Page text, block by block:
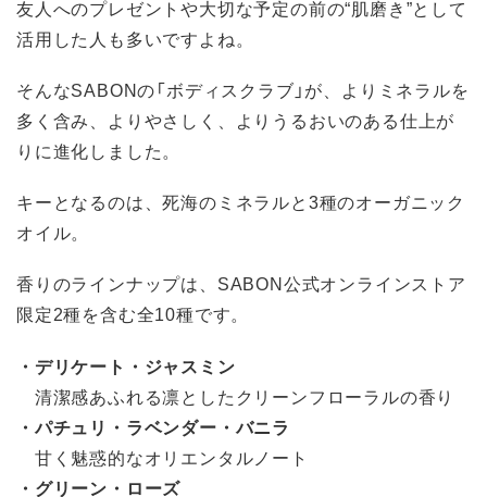
友人へのプレゼントや大切な予定の前の“肌磨き”として
活用した人も多いですよね。
そんなSABONの「ボディスクラブ」が、よりミネラルを
多く含み、よりやさしく、よりうるおいのある仕上が
りに進化しました。
キーとなるのは、死海のミネラルと3種のオーガニック
オイル。
香りのラインナップは、SABON公式オンラインストア
限定2種を含む全10種です。
・デリケート・ジャスミン
清潔感あふれる凛としたクリーンフローラルの香り
・パチュリ・ラベンダー・バニラ
甘く魅惑的なオリエンタルノート
・グリーン・ローズ